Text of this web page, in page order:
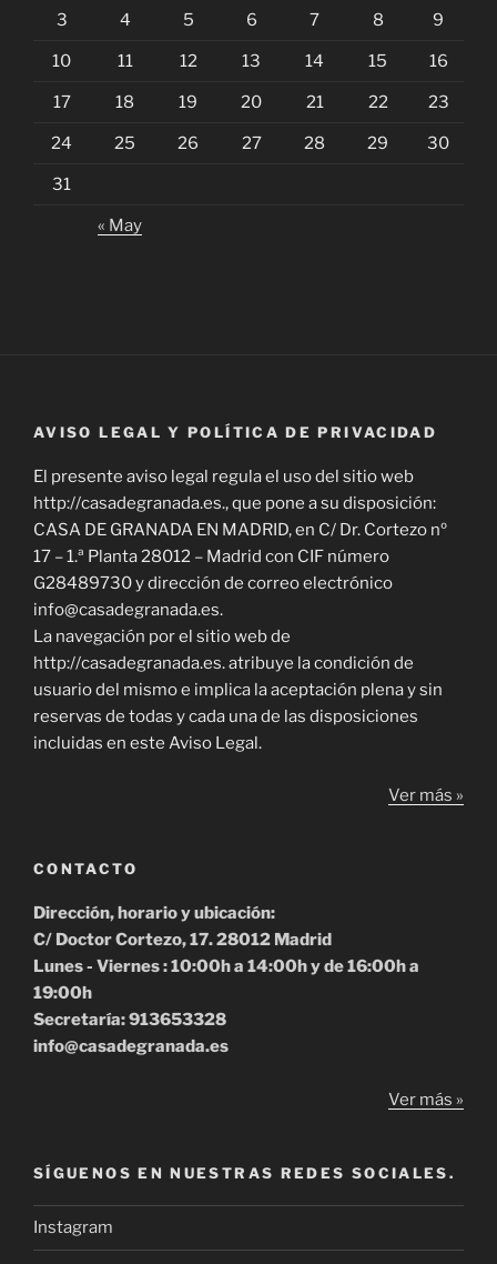
3 4 5 6 7 8 9
10 11 12 13 14 15 16
17 18 19 20 21 22 23
24 25 26 27 28 29 30
31
« May
AVISO LEGAL Y POLÍTICA DE PRIVACIDAD
El presente aviso legal regula el uso del sitio web
http://casadegranada.es., que pone a su disposición:
CASA DE GRANADA EN MADRID, en C/ Dr. Cortezo nº
17 – 1.ª Planta 28012 – Madrid con CIF número
G28489730 y dirección de correo electrónico
info@casadegranada.es.
La navegación por el sitio web de
http://casadegranada.es. atribuye la condición de
usuario del mismo e implica la aceptación plena y sin
reservas de todas y cada una de las disposiciones
incluidas en este Aviso Legal.
Ver más »
CONTACTO
Dirección, horario y ubicación:
C/ Doctor Cortezo, 17. 28012 Madrid
Lunes - Viernes : 10:00h a 14:00h y de 16:00h a
19:00h
Secretaría: 913653328
info@casadegranada.es
Ver más »
SÍGUENOS EN NUESTRAS REDES SOCIALES.
Instagram